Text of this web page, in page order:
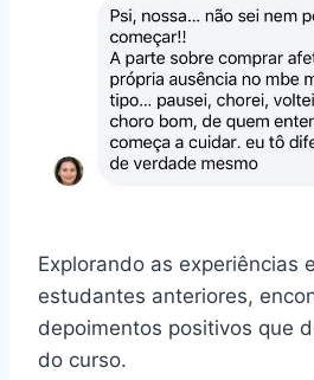
Explorando as experiências
estudantes anteriores,
depoimentos positivos que
do curso.